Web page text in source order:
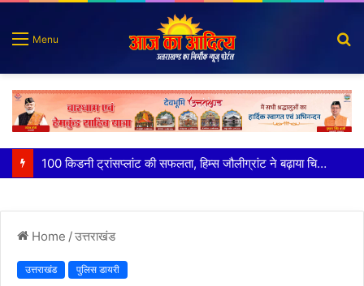
Menu
पात्र लोगों को सरकारी योजनाओं का सीधे मिल रहा लाभः धामी
Home /उत्तराखंड
उत्तराखंड पुलिस डायरी